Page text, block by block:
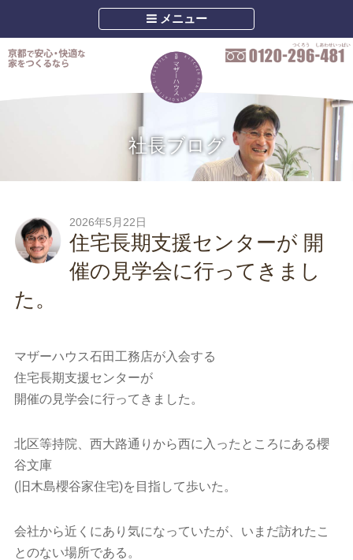
メニュー
社長ブログ
2026年5月22日
住宅長期支援センターが 開
催の見学会に行ってきまし
た。
マザーハウス石田工務店が入会する
住宅長期支援センターが
開催の見学会に行ってきました。
北区等持院、西大路通りから西に入ったところにある櫻
谷文庫
(旧木島櫻谷家住宅)を目指して歩いた。
会社から近くにあり気になっていたが、いまだ訪れたこ
とのない場所である。